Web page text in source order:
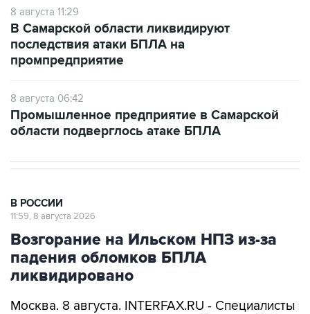
8 августа 11:29
В Самарской области ликвидируют
последствия атаки БПЛА на
промпредприятие
8 августа 06:42
Промышленное предприятие в Самарской
области подверглось атаке БПЛА
В РОССИИ
11:59, 8 августа 2026
Возгорание на Ильском НПЗ из-за
падения обломков БПЛА
ликвидировано
Москва. 8 августа. INTERFAX.RU - Специалисты